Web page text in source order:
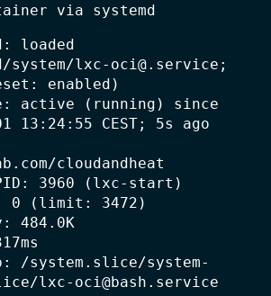
via systemd
system/lxc-oci@.service;
enabled)
13:24:55 CEST; 5s ago
cloudandheat
lxc-oci@bash.service